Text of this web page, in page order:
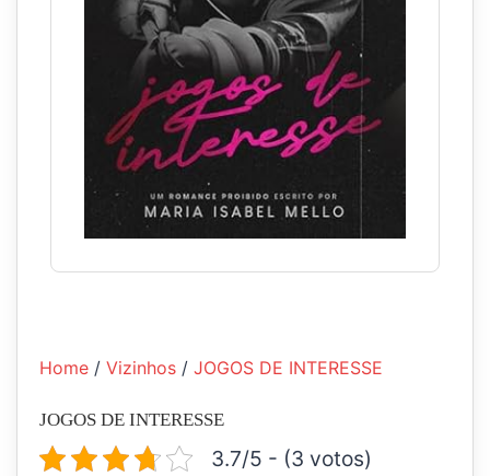
Home / Vizinhos / JOGOS DE INTERESSE
JOGOS DE INTERESSE
3.7/5 - (3 votos)